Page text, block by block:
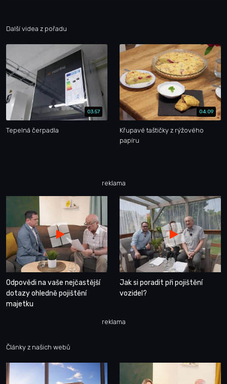
Další videa z pořadu
03:57
Tepelná čerpadla
04:09
Křupavé taštičky z rýžového
papíru
reklama
Odpovědi na vaše nejčastější
dotazy ohledně pojištění
majetku
Jak si poradit při pojištění
vozidel?
reklama
Články z našich webů